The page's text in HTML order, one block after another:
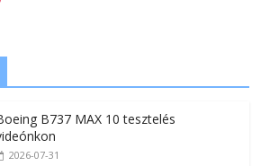
B737 MAX 10 tesztelés
2026-07-31